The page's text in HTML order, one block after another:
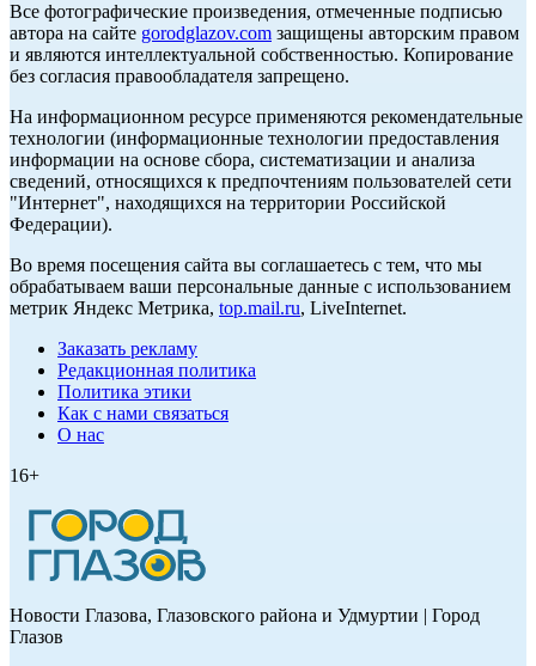
Все фотографические произведения, отмеченные подписью
автора на сайте gorodglazov.com защищены авторским правом
и являются интеллектуальной собственностью. Копирование
без согласия правообладателя запрещено.
На информационном ресурсе применяются рекомендательные
технологии (информационные технологии предоставления
информации на основе сбора, систематизации и анализа
сведений, относящихся к предпочтениям пользователей сети
"Интернет", находящихся на территории Российской
Федерации).
Во время посещения сайта вы соглашаетесь с тем, что мы
обрабатываем ваши персональные данные с использованием
метрик Яндекс Метрика, top.mail.ru, LiveInternet.
Заказать рекламу
Редакционная политика
Политика этики
Как с нами связаться
О нас
16+
Новости Глазова, Глазовского района и Удмуртии | Город
Глазов